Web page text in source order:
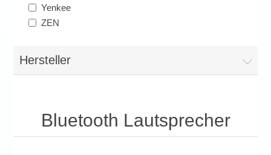
Yenkee
ZEN
Hersteller
Bluetooth Lautsprecher